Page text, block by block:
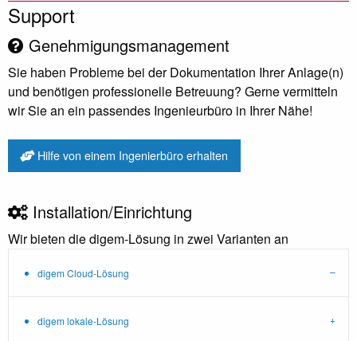
Support
Genehmigungsmanagement
Sie haben Probleme bei der Dokumentation Ihrer Anlage(n)
und benötigen professionelle Betreuung? Gerne vermitteln
wir Sie an ein passendes Ingenieurbüro in Ihrer Nähe!
Hilfe von einem Ingenierbüro erhalten
Installation/Einrichtung
Wir bieten die digem-Lösung in zwei Varianten an
digem Cloud-Lösung
digem lokale-Lösung